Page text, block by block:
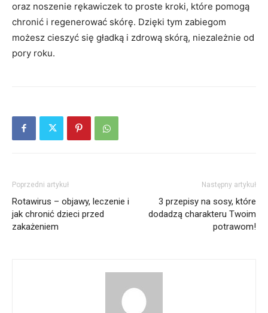
oraz noszenie rękawiczek to proste kroki, które pomogą
chronić i regenerować skórę. Dzięki tym zabiegom
możesz cieszyć się gładką i zdrową skórą, niezależnie od
pory roku.
Poprzedni artykuł
Rotawirus – objawy, leczenie i
jak chronić dzieci przed
zakażeniem
Następny artykuł
3 przepisy na sosy, które
dodadzą charakteru Twoim
potrawom!